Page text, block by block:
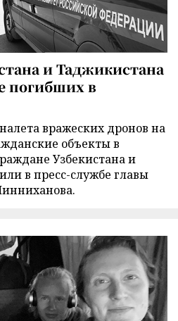
и Таджикистана
погибших в
вражеских дронов на
объекты в
Узбекистана и
в пресс-службе главы